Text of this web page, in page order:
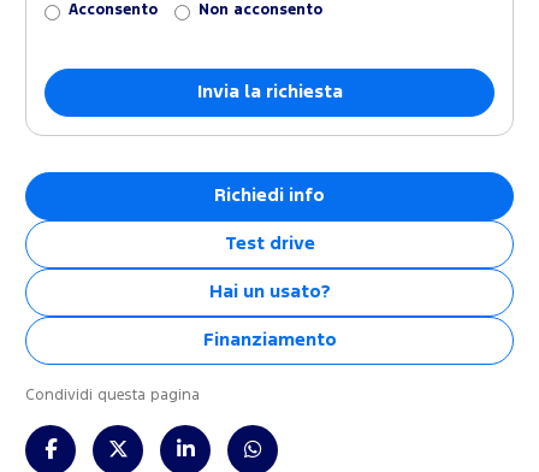
Acconsento Non acconsento
Richiedi info
Test drive
Hai un usato?
Finanziamento
Condividi questa pagina